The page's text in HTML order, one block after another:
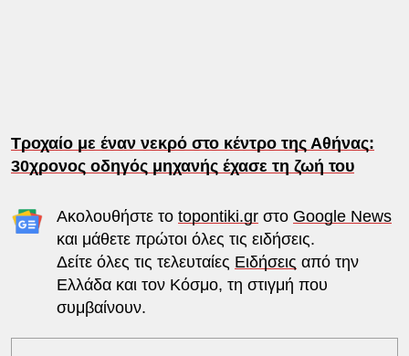
Τροχαίο με έναν νεκρό στο κέντρο της Αθήνας:
30χρονος οδηγός μηχανής έχασε τη ζωή του
Ακολουθήστε το topontiki.grστο Google News
και μάθετε πρώτοι όλες τις ειδήσεις.
Δείτε όλες τις τελευταίες Ειδήσεις από την
Ελλάδα και τον Κόσμο, τη στιγμή που
συμβαίνουν.